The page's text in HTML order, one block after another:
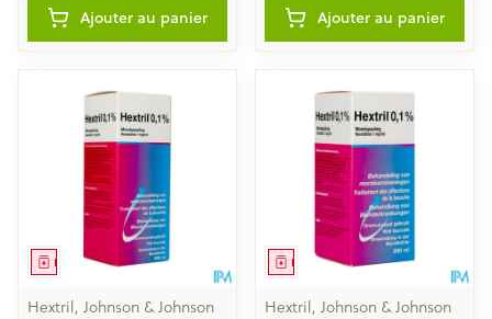
Ajouter au panier Ajouter au panier
Médicament
Hextril, Johnson & Johnson
Médicament
Hextril, Johnson & Johnson